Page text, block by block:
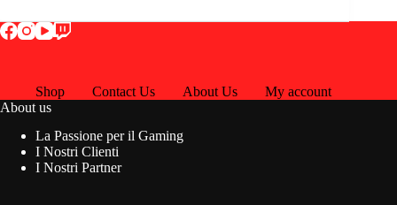
Shop Contact Us About Us
My account
About us
La Passione per il Gaming
I Nostri Clienti
I Nostri Partner